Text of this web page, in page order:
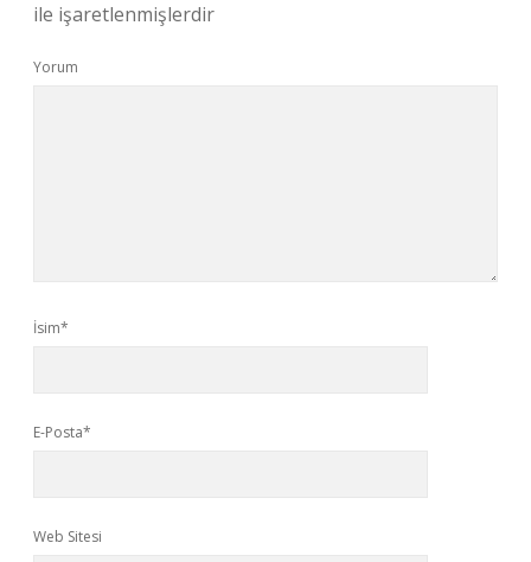
ile işaretlenmişlerdir
Yorum
İsim*
E-Posta*
Web Sitesi